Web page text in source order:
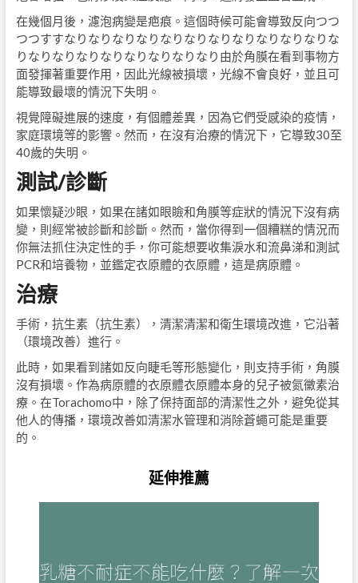
在幾個月後，濾泡病變是疤痕。這個時候可能會導致反向つつ
つつすすなりなりなりなりなりなりなりなりなりなりなりな
りなりなりなりなりなりなりなりなり由於角膜在看到事物方
面發揮著重要作用，因此光線被損壞，光線不會良好，並且可
能導致最壞的情況下失明。
視覺障礙進展的速度，有個體差異，因為它們受感染的疫情，
家庭環境等的影響。然而，在沒有治療的情況下，它導致30至
40歲的失明。
測試/診斷
如果懷疑沙眼，如果在諸如眼瞼和角膜等症狀的情況下沒有病
變，則經常被診斷和診斷。然而，當你得到一個糟糕的情況而
你無法抓住決定性的手，你可能想要收集淚水和流鼻涕和測試
PCR和培養物，並鑑定衣原體的衣原體，這是病原體。
治療
手術，抗生素（抗生素），清潔清潔和衛生環境改進，它沿著
（環境改善）進行。
此時，如果看到諸如反向睫毛等形態變化，則支持手術，角膜
沒有損壞。作為病原體的衣原體衣原體本身的兒子被氮黴素治
療。在Torachomo中，除了保持面部的清潔性之外，避免從其
他人的傳播，環境改善如清潔水管理和消除蒼蠅可能是重要
的。
延伸推薦